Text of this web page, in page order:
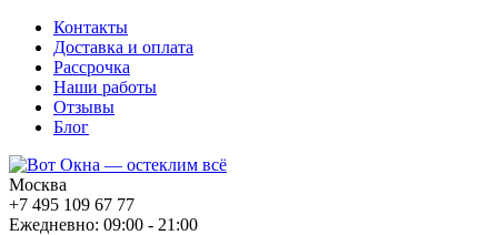
Контакты
Доставка и оплата
Рассрочка
Наши работы
Отзывы
Блог
Москва
+7 495 109 67 77
Ежедневно: 09:00 - 21:00